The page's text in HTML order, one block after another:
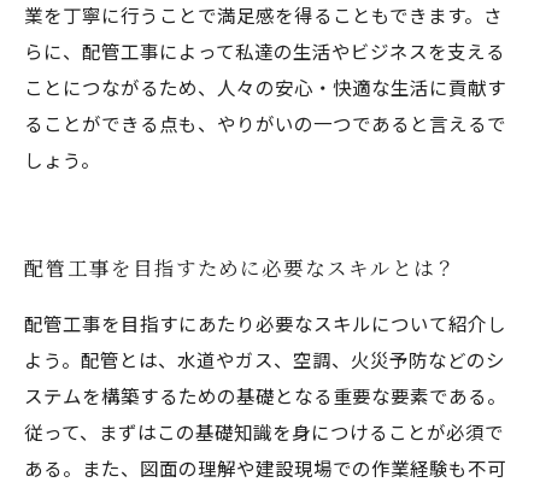
業を丁寧に行うことで満足感を得ることもできます。さ
らに、配管工事によって私達の生活やビジネスを支える
ことにつながるため、人々の安心・快適な生活に貢献す
ることができる点も、やりがいの一つであると言えるで
しょう。
配管工事を目指すために必要なスキルとは？
配管工事を目指すにあたり必要なスキルについて紹介し
よう。配管とは、水道やガス、空調、火災予防などのシ
ステムを構築するための基礎となる重要な要素である。
従って、まずはこの基礎知識を身につけることが必須で
ある。また、図面の理解や建設現場での作業経験も不可